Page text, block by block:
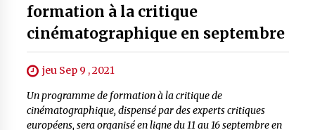
formation à la critique
cinématographique en septembre
jeu Sep 9 , 2021
Un programme de formation à la critique de
cinématographique, dispensé par des experts critiques
européens, sera organisé en ligne du 11 au 16 septembre en